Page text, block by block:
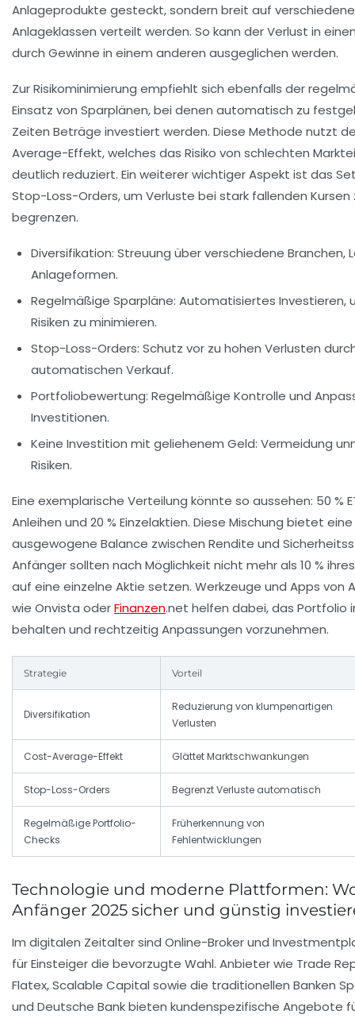
Anlageprodukte gesteckt, sondern breit auf verschiedene
Anlageklassen verteilt werden. So kann der Verlust in
durch Gewinne in einem anderen ausgeglichen werden.
Zur Risikominimierung empfiehlt sich ebenfalls der
Einsatz von Sparplänen, bei denen automatisch zu
Zeiten Beträge investiert werden. Diese Methode nutzt
Average-Effekt, welches das Risiko von schlechten
deutlich reduziert. Ein weiterer wichtiger Aspekt ist das
Stop-Loss-Orders, um Verluste bei stark fallenden Kursen
begrenzen.
Diversifikation: Streuung über verschiedene Branchen,
Anlageformen.
Regelmäßige Sparpläne: Automatisiertes Investieren,
Risiken zu minimieren.
Stop-Loss-Orders: Schutz vor zu hohen Verlusten
automatischen Verkauf.
Portfoliobewertung: Regelmäßige Kontrolle und
Investitionen.
Keine Investition mit geliehenem Geld: Vermeidung
Risiken.
Eine exemplarische Verteilung könnte so aussehen: 50 %
Anleihen und 20 % Einzelaktien. Diese Mischung bietet eine
ausgewogene Balance zwischen Rendite und
Anfänger sollten nach Möglichkeit nicht mehr als 10 %
auf eine einzelne Aktie setzen. Werkzeuge und Apps von
wie Onvista oderFinanzen.net helfen dabei, das Portfolio
behalten und rechtzeitig Anpassungen vorzunehmen.
Strategie Vorteil
Diversifikation
Reduzierung von klumpenartigen
Verlusten
Cost-Average-Effekt Glättet Marktschwankungen
Stop-Loss-Orders Begrenzt Verluste automatisch
Regelmäßige Portfolio-
Checks
Früherkennung von
Fehlentwicklungen
Technologie und moderne Plattformen:
Anfänger 2025 sicher und günstig
Im digitalen Zeitalter sind Online-Broker und
für Einsteiger die bevorzugte Wahl. Anbieter wie Trade
Flatex, Scalable Capital sowie die traditionellen Banken
und Deutsche Bank bieten kundenspezifische Angebote